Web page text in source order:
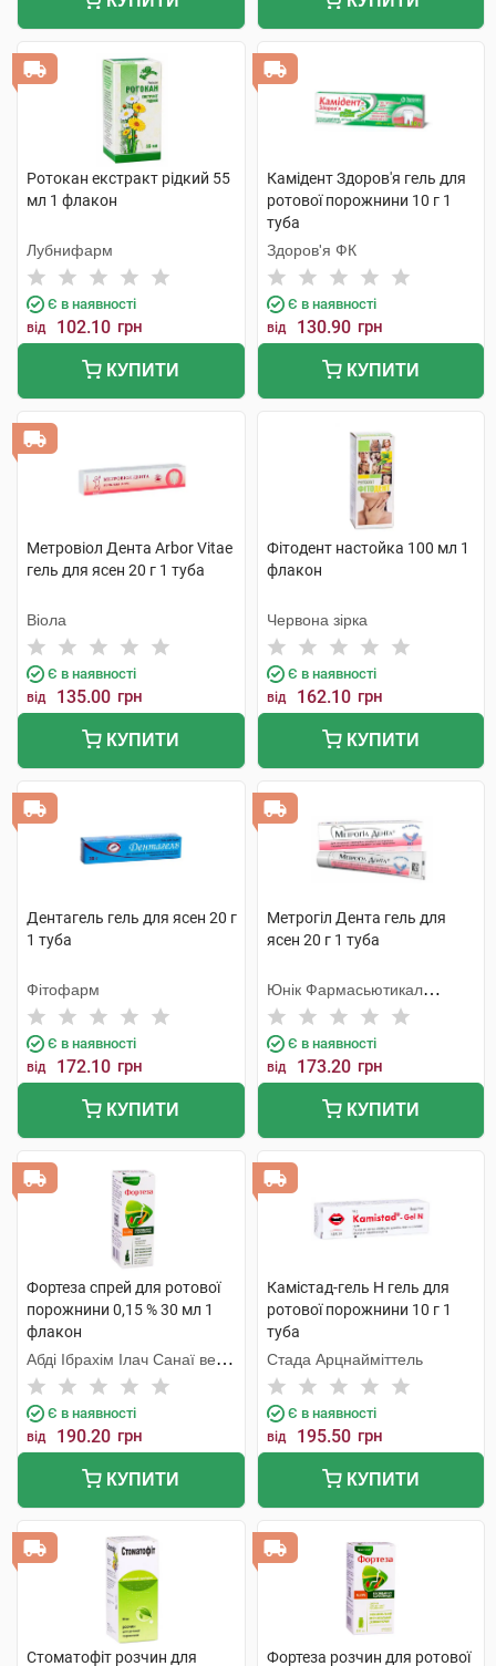
Ротокан екстракт рідкий 55
мл 1 флакон
Лубнифарм
Є в наявності
від 102.10 грн
КУПИТИ
Камідент Здоров'я гель для
ротової порожнини 10 г 1
туба
Здоров'я ФК
Є в наявності
від 130.90 грн
КУПИТИ
Метровіол Дента Arbor Vitae
гель для ясен 20 г 1 туба
Віола
Є в наявності
від 135.00 грн
КУПИТИ
Фітодент настойка 100 мл 1
флакон
Червона зірка
Є в наявності
від 162.10 грн
КУПИТИ
Дентагель гель для ясен 20 г
1 туба
Фітофарм
Є в наявності
від 172.10 грн
КУПИТИ
Метрогіл Дента гель для
ясен 20 г 1 туба
Юнік Фармасьютикал
Лабораторіз
Є в наявності
від 173.20 грн
КУПИТИ
Фортеза спрей для ротової
порожнини 0,15 % 30 мл 1
флакон
Абді Ібрахім Ілач Санаї ве
Тіджарет
Є в наявності
від 190.20 грн
КУПИТИ
Камістад-гель Н гель для
ротової порожнини 10 г 1
туба
Стада Арцнайміттель
Є в наявності
від 195.50 грн
КУПИТИ
Стоматофіт розчин для Фортеза розчин для ротової